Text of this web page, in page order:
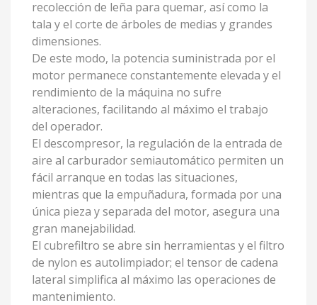
recolección de leña para quemar, así como la
tala y el corte de árboles de medias y grandes
dimensiones.
De este modo, la potencia suministrada por el
motor permanece constantemente elevada y el
rendimiento de la máquina no sufre
alteraciones, facilitando al máximo el trabajo
del operador.
El descompresor, la regulación de la entrada de
aire al carburador semiautomático permiten un
fácil arranque en todas las situaciones,
mientras que la empuñadura, formada por una
única pieza y separada del motor, asegura una
gran manejabilidad.
El cubrefiltro se abre sin herramientas y el filtro
de nylon es autolimpiador; el tensor de cadena
lateral simplifica al máximo las operaciones de
mantenimiento.